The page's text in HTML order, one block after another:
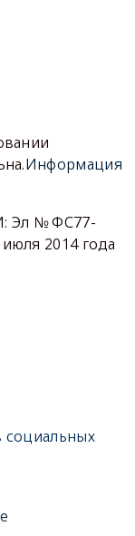
Информация
Эл № ФС77-
2014 года
социальных